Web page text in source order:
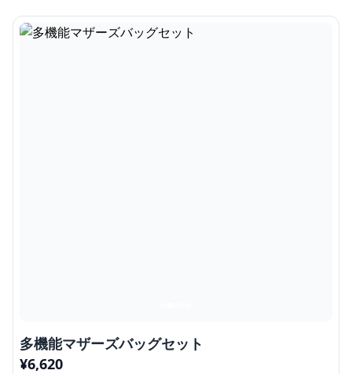
多機能マザーズバッグセット
¥6,620